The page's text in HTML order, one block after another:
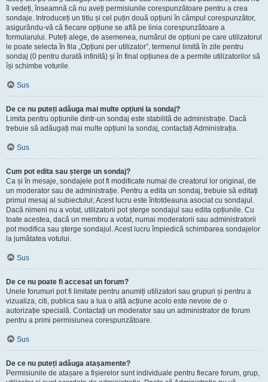
îl vedeți, înseamnă că nu aveți permisiunile corespunzătoare pentru a crea
sondaje. Introduceți un titlu și cel puțin două opțiuni în câmpul corespunzător,
asigurându-vă că fiecare opțiune se află pe linia corespunzătoare a
formularului. Puteți alege, de asemenea, numărul de opțiuni pe care utilizatorul
le poate selecta în fila „Opțiuni per utilizator”, termenul limită în zile pentru
sondaj (0 pentru durată infinită) și în final opțiunea de a permite utilizatorilor să
își schimbe voturile.
Sus
De ce nu puteți adăuga mai multe opțiuni la sondaj?
Limita pentru opțiunile dintr-un sondaj este stabilită de administrație. Dacă
trebuie să adăugați mai multe opțiuni la sondaj, contactați Administrația.
Sus
Cum pot edita sau șterge un sondaj?
Ca și în mesaje, sondajele pot fi modificate numai de creatorul lor original, de
un moderator sau de administrație. Pentru a edita un sondaj, trebuie să editați
primul mesaj al subiectului; Acest lucru este întotdeauna asociat cu sondajul.
Dacă nimeni nu a votat, utilizatorii pot șterge sondajul sau edita opțiunile. Cu
toate acestea, dacă un membru a votat, numai moderatorii sau administratorii
pot modifica sau șterge sondajul. Acest lucru împiedică schimbarea sondajelor
la jumătatea votului.
Sus
De ce nu poate fi accesat un forum?
Unele forumuri pot fi limitate pentru anumiți utilizatori sau grupuri și pentru a
vizualiza, citi, publica sau a lua o altă acțiune acolo este nevoie de o
autorizație specială. Contactați un moderator sau un administrator de forum
pentru a primi permisiunea corespunzătoare.
Sus
De ce nu puteți adăuga atașamente?
Permisiunile de atașare a fișierelor sunt individuale pentru fiecare forum, grup,